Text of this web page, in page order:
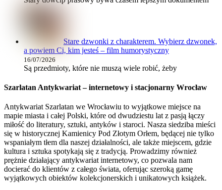
Stare dzwonki z charakterem. Wybierz dzwonek,
a powiem Ci, kim jesteś – film humorystyczny
16/07/2026
Są przedmioty, które nie muszą wiele robić, żeby
Szarlatan Antykwariat – internetowy i stacjonarny Wrocław
Antykwariat Szarlatan we Wrocławiu to wyjątkowe miejsce na
mapie miasta i całej Polski, które od dwudziestu lat z pasją łączy
miłość do literatury, sztuki, antyków i staroci. Nasza siedziba mieści
się w historycznej Kamienicy Pod Złotym Orłem, będącej nie tylko
wspaniałym tłem dla naszej działalności, ale także miejscem, gdzie
kultura i sztuka spotykają się z tradycją. Prowadzimy również
prężnie działający antykwariat internetowy, co pozwala nam
docierać do klientów z całego świata, oferując szeroką gamę
wyjątkowych obiektów kolekcjonerskich i unikatowych książek.